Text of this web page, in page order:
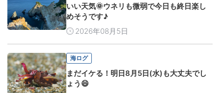
いい天気🌞ウネリも微弱で今日も終日楽し
めそうです♪
2026年08月5日
海ログ
まだイケる！明日8月5日(水)も大丈夫でし
ょう😄